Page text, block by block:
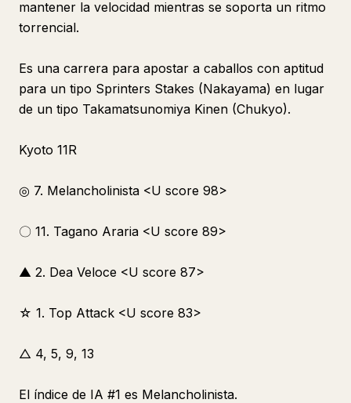
mantener la velocidad mientras se soporta un ritmo
torrencial.
Es una carrera para apostar a caballos con aptitud
para un tipo Sprinters Stakes (Nakayama) en lugar
de un tipo Takamatsunomiya Kinen (Chukyo).
Kyoto 11R
◎ 7. Melancholinista <U score 98>
〇 11. Tagano Araria <U score 89>
▲ 2. Dea Veloce <U score 87>
☆ 1. Top Attack <U score 83>
△ 4, 5, 9, 13
El índice de IA #1 es Melancholinista.